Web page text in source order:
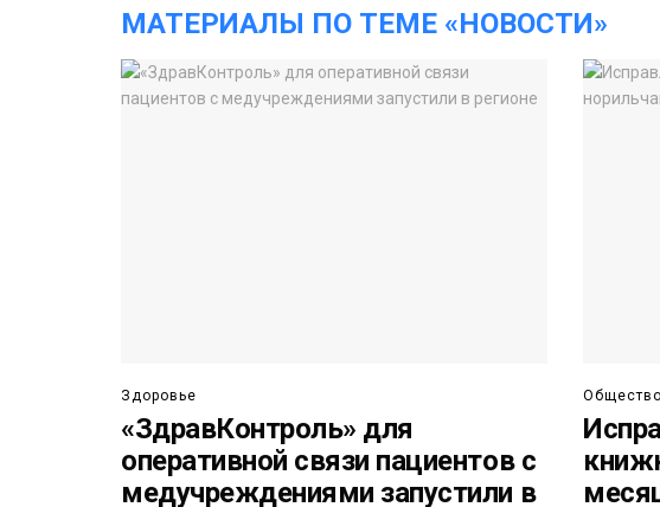
МАТЕРИАЛЫ ПО ТЕМЕ «НОВОСТИ»
Здоровье
«ЗдравКонтроль» для
оперативной связи пациентов с
медучреждениями запустили в
Общество